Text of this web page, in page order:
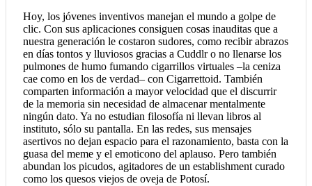
Hoy, los jóvenes inventivos manejan el mundo a golpe de
clic. Con sus aplicaciones consiguen cosas inauditas que a
nuestra generación le costaron sudores, como recibir abrazos
en días tontos y lluviosos gracias a Cuddlr o no llenarse los
pulmones de humo fumando cigarrillos virtuales –la ceniza
cae como en los de verdad– con Cigarrettoid. También
comparten información a mayor velocidad que el discurrir
de la memoria sin necesidad de almacenar mentalmente
ningún dato. Ya no estudian filosofía ni llevan libros al
instituto, sólo su pantalla. En las redes, sus mensajes
asertivos no dejan espacio para el razonamiento, basta con la
guasa del meme y el emoticono del aplauso. Pero también
abundan los picudos, agitadores de un establishment curado
como los quesos viejos de oveja de Potosí.